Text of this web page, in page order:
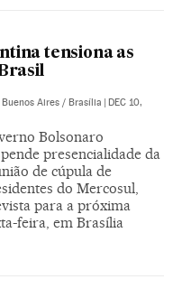
tensiona as
Buenos Aires / Brasília
DEC 10,
Bolsonaro
presencialidade da
de cúpula de
do Mercosul,
para a próxima
feira, em Brasília